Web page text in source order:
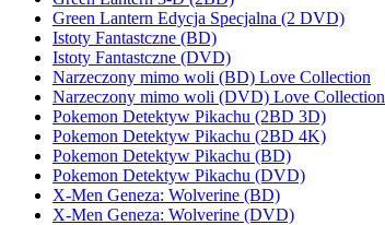
Green Lantern Edycja Specjalna (2 DVD)
Istoty Fantastczne (BD)
Istoty Fantastczne (DVD)
Narzeczony mimo woli (BD) Love Collection
Narzeczony mimo woli (DVD) Love Collection
Pokemon Detektyw Pikachu (2BD 3D)
Pokemon Detektyw Pikachu (2BD 4K)
Pokemon Detektyw Pikachu (BD)
Pokemon Detektyw Pikachu (DVD)
X-Men Geneza: Wolverine (BD)
X-Men Geneza: Wolverine (DVD)